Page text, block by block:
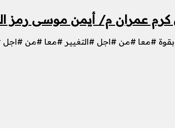
موسى رمز السفينة رقم 17 فى
#معا #من #اجل #التغيير #معا #من #اجل